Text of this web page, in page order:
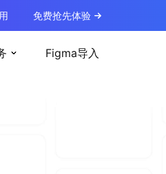
免费抢先体验
Figma导入